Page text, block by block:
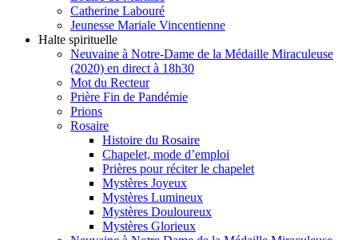
Catherine Labouré
Jeunesse Mariale Vincentienne
Halte spirituelle
Neuvaine à Notre-Dame de la Médaille Miraculeuse
(2020) en direct à 18h30
Mot du Recteur
Prière Fin de Pandémie
Prions
Rosaire
Histoire du Rosaire
Chapelet, mode d’emploi
Prières pour réciter le chapelet
Mystères Joyeux
Mystères Lumineux
Mystères Douloureux
Mystères Glorieux